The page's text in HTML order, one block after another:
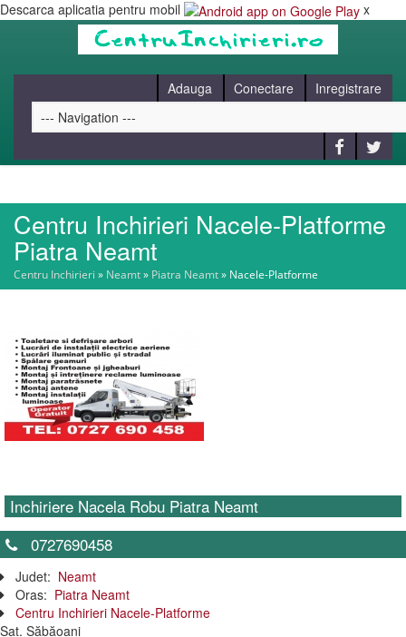
Descarca aplicatia pentru mobil x
Adauga Conectare Inregistrare
HOME
CAUT
BLOG
CONTACT
Centru Inchirieri Nacele-Platforme
Piatra Neamt
Centru Inchirieri » Neamt» Piatra Neamt» Nacele-Platforme
Inchiriere Nacela Robu Piatra Neamt
0727690458
Judet: Neamt
Oras: Piatra Neamt
Centru Inchirieri Nacele-Platforme
Sat. Săbăoani